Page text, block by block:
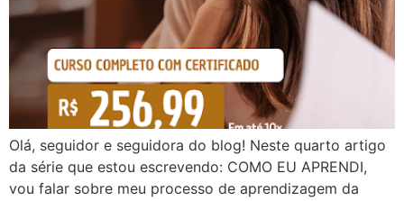
Olá, seguidor e seguidora do blog! Neste quarto artigo
da série que estou escrevendo: COMO EU APRENDI,
vou falar sobre meu processo de aprendizagem da